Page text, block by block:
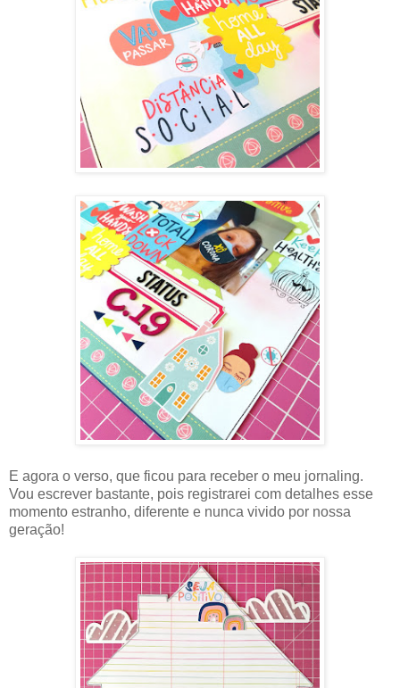
E agora o verso, que ficou para receber o meu jornaling.
Vou escrever bastante, pois registrarei com detalhes esse
momento estranho, diferente e nunca vivido por nossa
geração!